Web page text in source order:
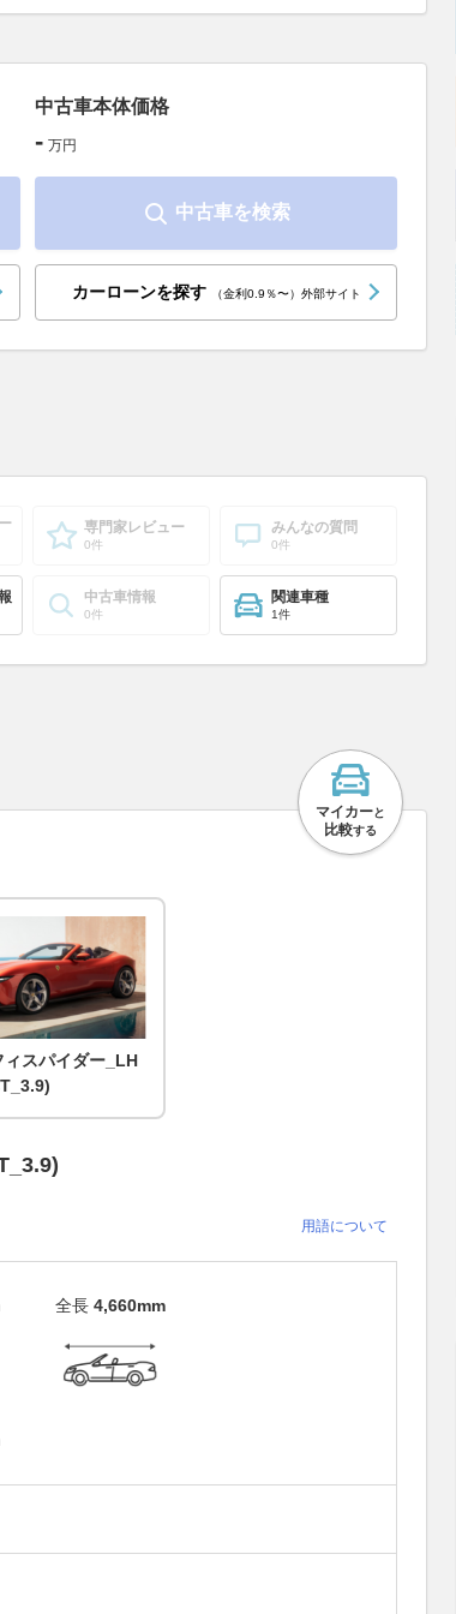
中古車本体価格
- 万円
中古車を検索
カーローンを探す （金利0.9％〜）外部サイト
専門家レビュー
0件
みんなの質問
0件
中古車情報
0件
関連車種
1件
マイカーと
比較する
ィスパイダー_LH
用語について
全長 4,660mm